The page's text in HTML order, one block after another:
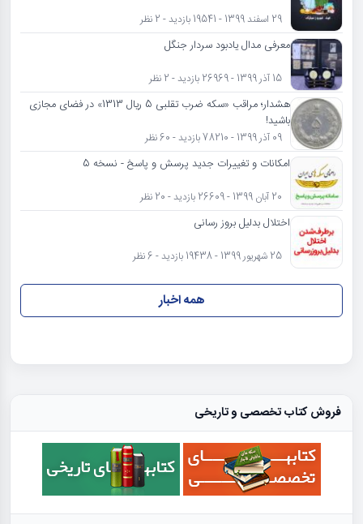
29 اسفند 1399 - 19541 بازدید - 2 نظر
معرفی مدال یادبود سردار جنگل
15 آذر 1399 - 26969 بازدید - 2 نظر
هشدار؛ مراقب «سکه ضرب تقلبی 5 ریال 1313» در فضای مجازی
باشید!
09 آذر 1399 - 78210 بازدید - 60 نظر
امکانات و تغییرات جدید پرسش و پاسخ - نسخه 5
20 آبان 1399 - 26609 بازدید - 20 نظر
اختلال بدلیل بروز رسانی
25 شهریور 1399 - 19438 بازدید - 6 نظر
همه اخبار
فروش کتاب تخصصی و تاریخی